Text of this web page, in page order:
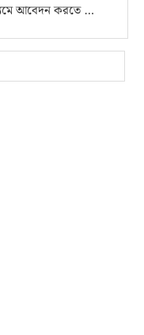
আবেদন করতে …